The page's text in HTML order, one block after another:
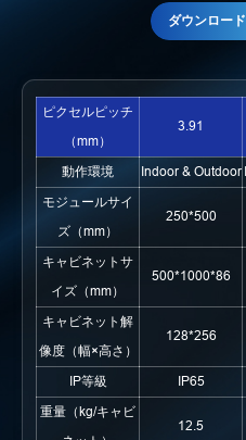
ダウンロード
ピクセルピッチ
（mm）
3.91
動作環境 Indoor & Outdoor
モジュールサイ
ズ（mm）
250*500
キャビネットサ
イズ（mm）
500*1000*86
キャビネット解
像度（幅×高さ）
128*256
IP等級 IP65
重量（kg/キャビ
12.5